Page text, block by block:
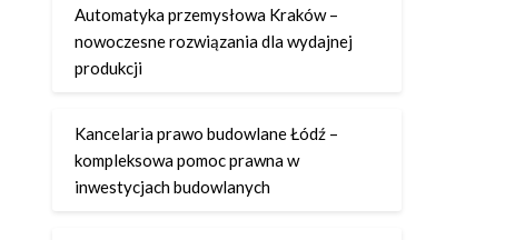
Automatyka przemysłowa Kraków –
nowoczesne rozwiązania dla wydajnej
produkcji
Kancelaria prawo budowlane Łódź –
kompleksowa pomoc prawna w
inwestycjach budowlanych